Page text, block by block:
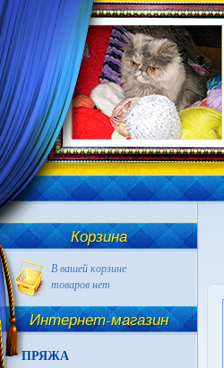
Корзина
В вашей корзине
товаров нет
Интернет-магазин
ПРЯЖА